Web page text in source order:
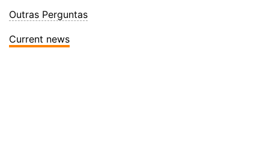
Outras Perguntas
Current news